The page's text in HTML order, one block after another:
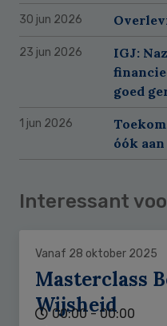
30 jun 2026
23 jun 2026
IGJ:
goed
1 jun 2026
óók
Interessant
Vanaf 28 oktober 2025
Masterclass
Wijsheid
00:00 - 00:00